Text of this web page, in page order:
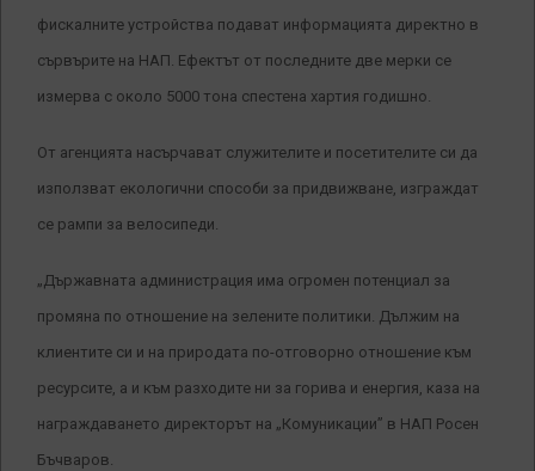
фискалните устройства подават информацията директно в
сървърите на НАП. Ефектът от последните две мерки се
измерва с около 5000 тона спестена хартия годишно.
От агенцията насърчават служителите и посетителите си да
използват екологични способи за придвижване, изграждат
се рампи за велосипеди.
„Държавната администрация има огромен потенциал за
промяна по отношение на зелените политики. Дължим на
клиентите си и на природата по-отговорно отношение към
ресурсите, а и към разходите ни за горива и енергия, каза на
награждаването директорът на „Комуникации” в НАП Росен
Бъчваров.